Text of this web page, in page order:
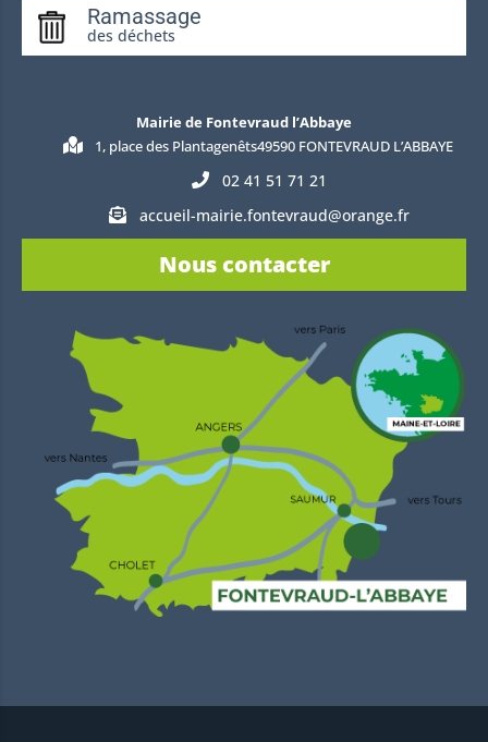
Ramassage
des déchets
Mairie de Fontevraud l’Abbaye
1, place des Plantagenêts49590 FONTEVRAUD L’ABBAYE
02 41 51 71 21
accueil-mairie.fontevraud@orange.fr
Nous contacter